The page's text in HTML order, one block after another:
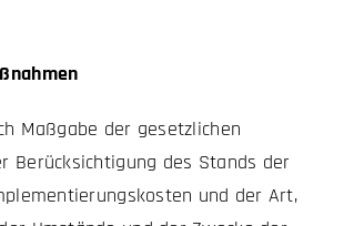
Maßgabe der gesetzlichen
Berücksichtigung des Stands der
und der Art,